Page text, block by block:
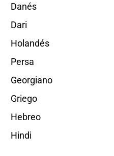
Danés
Dari
Holandés
Persa
Georgiano
Griego
Hebreo
Hindi